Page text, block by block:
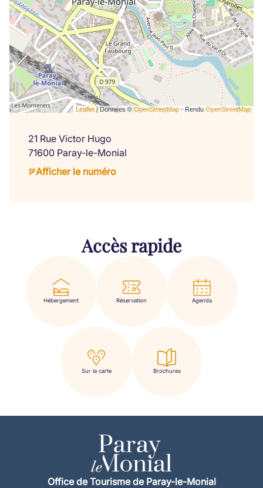
Leaflet| Données © OpenStreetMap - Rendu OpenStreetMap
21 Rue Victor Hugo
71600 Paray-le-Monial
Afficher le numéro
Accès rapide
Hébergement Réservation Agenda
Sur la carte Brochures
Office de Tourisme de Paray-le-Monial